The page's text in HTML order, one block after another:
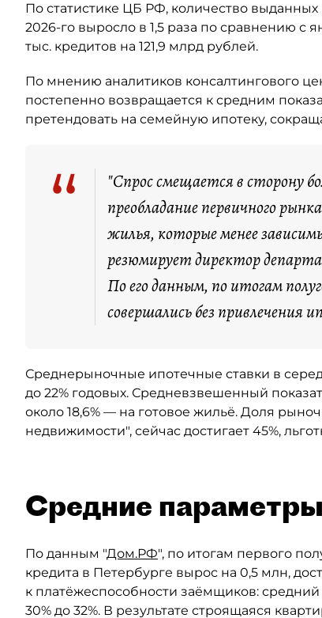
По статистике ЦБ РФ, количество
2026-го выросло в 1,5 раза по сравнению с
тыс. кредитов на 121,9 млрд рублей.
По мнению аналитиков консалтингового
постепенно возвращается к средним
претендовать на семейную ипотеку,
“
"Спрос смещается в сторону
преобладание первичного
жилья, которые менее
резюмирует директор
По его данным, по итогам
совершались без
Среднерыночные ипотечные ставки в
до 22% годовых. Средневзвешенный
около 18,6% — на готовое жильё. Доля
недвижимости", сейчас достигает 45%,
Средние
По данным "Дом.РФ", по итогам первого
кредита в Петербурге вырос на 0,5 млн,
к платёжеспособности заёмщиков:
30% до 32%. В результате строящаяся